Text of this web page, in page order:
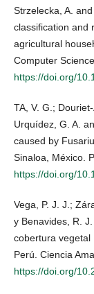
Strzelecka, A.
classification and
agricultural
Computer
https://doi.org/
TA, V. G.;
Urquídez, G. A.
caused by
Sinaloa, México.
https://doi.org/
Vega, P. J. J.;
y Benavides, R.
cobertura vegetal
Perú. Ciencia
https://doi.org/